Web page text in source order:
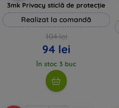
3mk Privacy sticlă de protecție
Realizat la comandă
104 lei
94 lei
În stoc 3 buc